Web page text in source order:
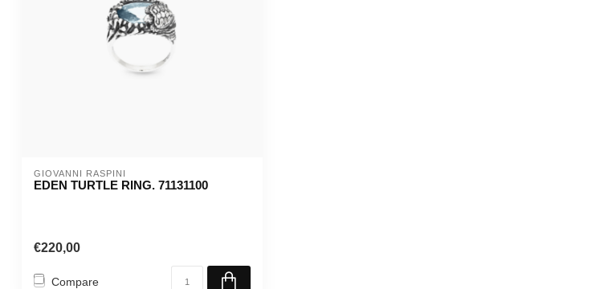
GIOVANNI RASPINI
EDEN TURTLE RING. 71131100
€220,00
Compare